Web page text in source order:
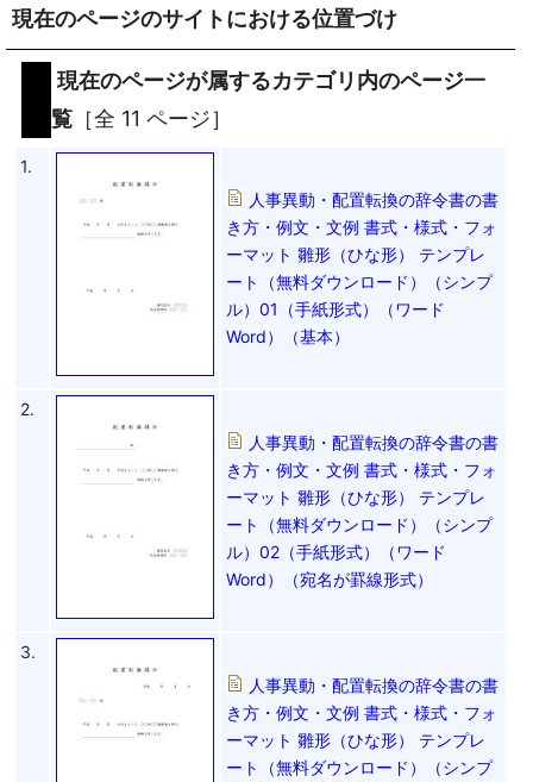
現在のページのサイトにおける位置づけ
現在のページが属するカテゴリ内のページ一
覧 ［全 11 ページ］
1.
人事異動・配置転換の辞令書の書
き方・例文・文例 書式・様式・フォ
ーマット 雛形（ひな形） テンプレ
ート（無料ダウンロード）（シンプ
ル）01（手紙形式）（ワード
Word）（基本）
2.
人事異動・配置転換の辞令書の書
き方・例文・文例 書式・様式・フォ
ーマット 雛形（ひな形） テンプレ
ート（無料ダウンロード）（シンプ
ル）02（手紙形式）（ワード
Word）（宛名が罫線形式）
3.
人事異動・配置転換の辞令書の書
き方・例文・文例 書式・様式・フォ
ーマット 雛形（ひな形） テンプレ
ート（無料ダウンロード）（シンプ